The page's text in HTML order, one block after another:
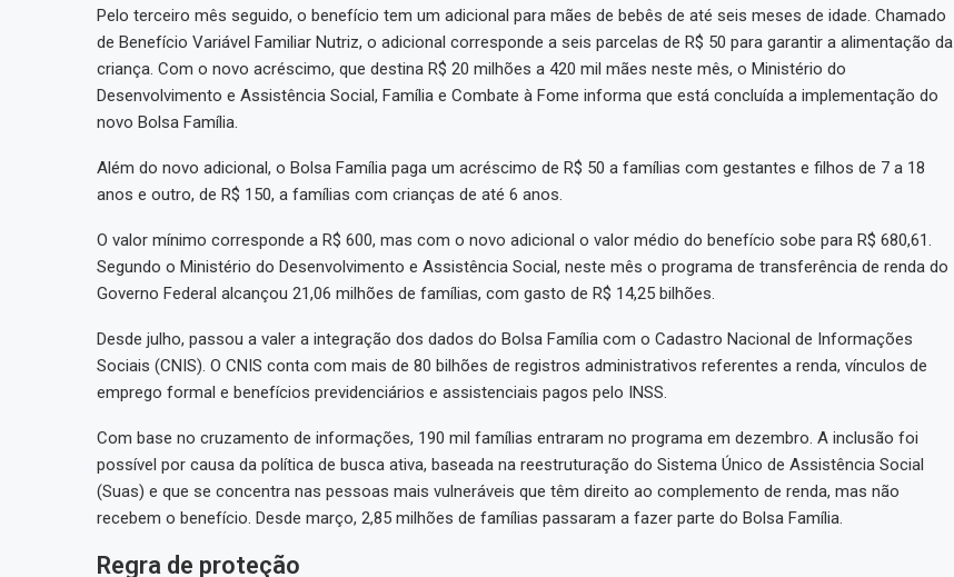
Pelo terceiro mês seguido, o benefício tem um adicional para mães de bebês de até seis meses de idade. Chamado
de Benefício Variável Familiar Nutriz, o adicional corresponde a seis parcelas de R$ 50 para garantir a alimentação da
criança. Com o novo acréscimo, que destina R$ 20 milhões a 420 mil mães neste mês, o Ministério do
Desenvolvimento e Assistência Social, Família e Combate à Fome informa que está concluída a implementação do
novo Bolsa Família.
Além do novo adicional, o Bolsa Família paga um acréscimo de R$ 50 a famílias com gestantes e filhos de 7 a 18
anos e outro, de R$ 150, a famílias com crianças de até 6 anos.
O valor mínimo corresponde a R$ 600, mas com o novo adicional o valor médio do benefício sobe para R$ 680,61.
Segundo o Ministério do Desenvolvimento e Assistência Social, neste mês o programa de transferência de renda do
Governo Federal alcançou 21,06 milhões de famílias, com gasto de R$ 14,25 bilhões.
Desde julho, passou a valer a integração dos dados do Bolsa Família com o Cadastro Nacional de Informações
Sociais (CNIS). O CNIS conta com mais de 80 bilhões de registros administrativos referentes a renda, vínculos de
emprego formal e benefícios previdenciários e assistenciais pagos pelo INSS.
Com base no cruzamento de informações, 190 mil famílias entraram no programa em dezembro. A inclusão foi
possível por causa da política de busca ativa, baseada na reestruturação do Sistema Único de Assistência Social
(Suas) e que se concentra nas pessoas mais vulneráveis que têm direito ao complemento de renda, mas não
recebem o benefício. Desde março, 2,85 milhões de famílias passaram a fazer parte do Bolsa Família.
Regra de proteção